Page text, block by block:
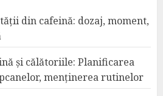
din cafeină: dozaj, moment,
și călătoriile: Planificarea
menținerea rutinelor